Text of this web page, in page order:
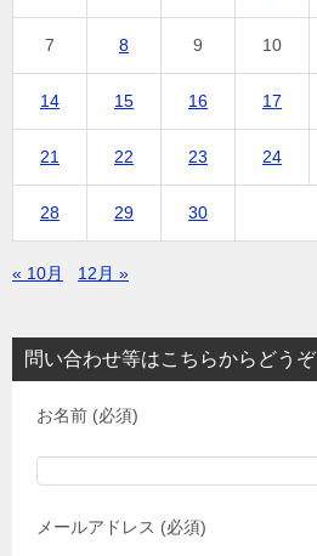
7 8 9 10
14 15 16 17
21 22 23 24
28 29 30
« 10月 12月 »
問い合わせ等はこちらからどうぞ
お名前 (必須)
メールアドレス (必須)